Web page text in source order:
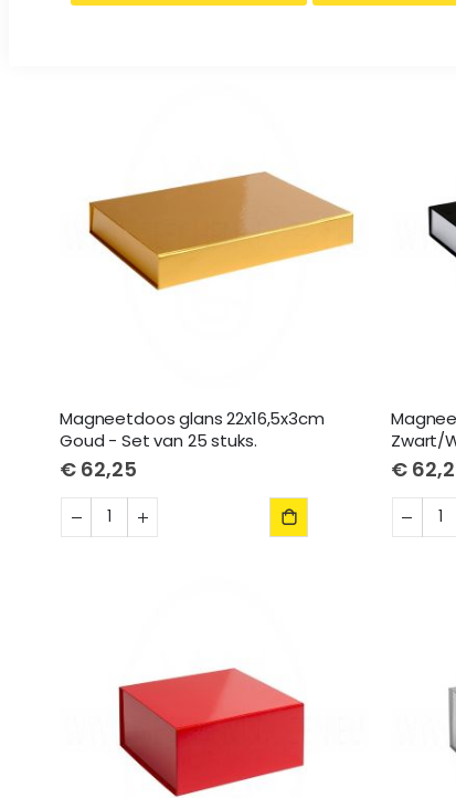
Magneetdoos glans 22x16,5x3cm
Goud - Set van 25 stuks.
€ 62,25
Zwart/
€